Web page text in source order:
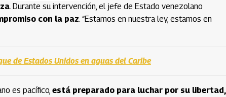
. Durante su intervención, el jefe de Estado venezolano
con la paz. “Estamos en nuestra ley, estamos en
de Estados Unidos en aguas del Caribe
es pacífico, está preparado para luchar por su libertad,